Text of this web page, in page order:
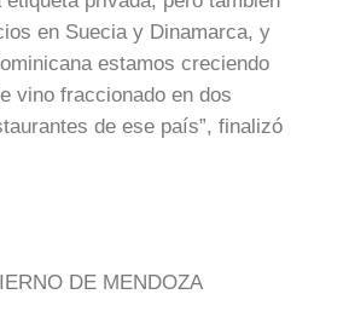
en Suecia y Dinamarca, y
estamos creciendo
vino fraccionado en dos
de ese país”, finalizó
DE MENDOZA